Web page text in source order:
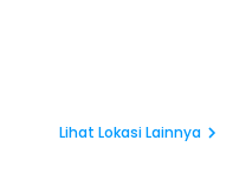
Lihat Lokasi Lainnya